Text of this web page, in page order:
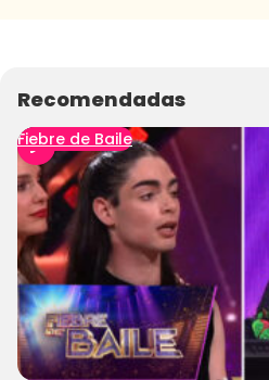
Recomendadas
Fiebre de Baile